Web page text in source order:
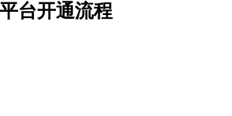
台开通流程